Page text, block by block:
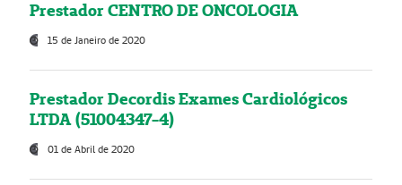
Prestador CENTRO DE ONCOLOGIA
15 de Janeiro de 2020
Prestador Decordis Exames Cardiológicos
LTDA (51004347-4)
01 de Abril de 2020